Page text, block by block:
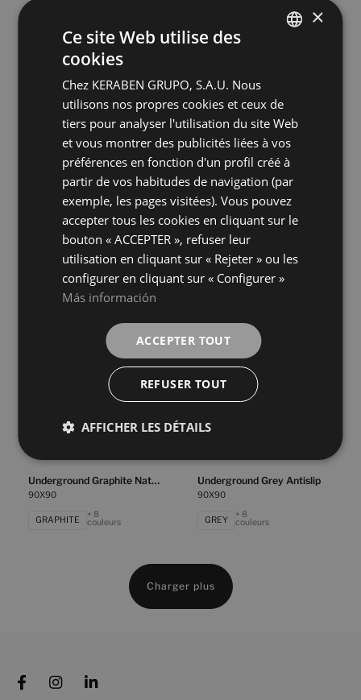
Eternia Compact Grey Digital Soft
+ 11
90X90
Eternia Grey Antislip
couleurs
Eternia Grey Digital Soft
GREY couleurs
+ 11
couleurs
Eternia White Antislip
90X90
+ 11
Eternia White Digital Soft
WHITE couleurs
Underground Beige Antislip
+ 8
couleurs
Underground Beige Natural
90X90
BEIGE
Underground Graphite Natural
90X90
GRAPHITE
+ 8
couleurs
Underground Grey Antislip
90X90
GREY
+ 8
couleurs
Charger plus
GERMAN
×
Ce site Web utilise des
cookies
Chez KERABEN GRUPO, S.A.U. Nous
utilisons nos propres cookies et ceux de
tiers pour analyser l'utilisation du site Web
et vous montrer des publicités liées à vos
préférences en fonction d'un profil créé à
partir de vos habitudes de navigation (par
exemple, les pages visitées). Vous pouvez
accepter tous les cookies en cliquant sur le
bouton « ACCEPTER », refuser leur
utilisation en cliquant sur « Rejeter » ou les
configurer en cliquant sur « Configurer »
Más información
ACCEPTER TOUT
REFUSER TOUT
AFFICHER LES DÉTAILS